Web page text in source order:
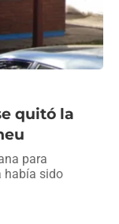
quitó la
para
había sido